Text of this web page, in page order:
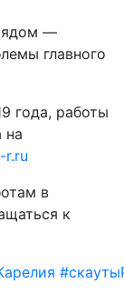
—
главного
года, работы
на
r.ru
в
к